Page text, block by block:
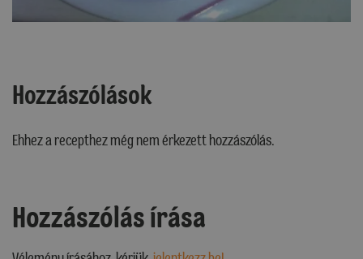
Hozzászólások
Ehhez a recepthez még nem érkezett hozzászólás.
Hozzászólás írása